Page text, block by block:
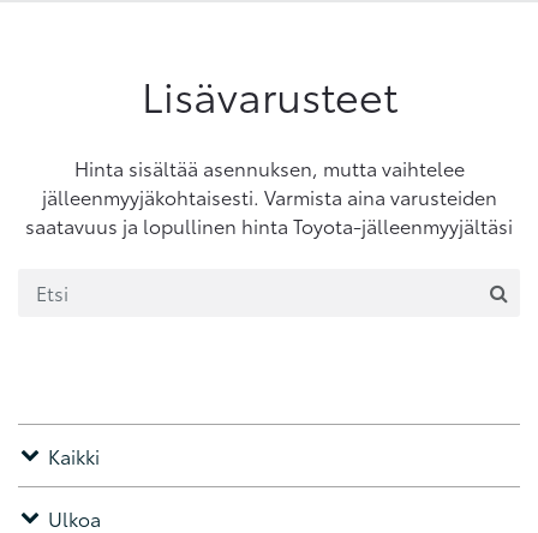
Lisävarusteet
Hinta sisältää asennuksen, mutta vaihtelee
jälleenmyyjäkohtaisesti. Varmista aina varusteiden
saatavuus ja lopullinen hinta Toyota-jälleenmyyjältäsi
Kaikki
Ulkoa